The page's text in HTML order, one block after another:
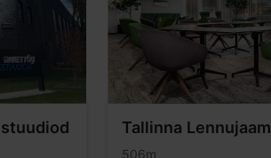
Tallinna Lennujaam
506m